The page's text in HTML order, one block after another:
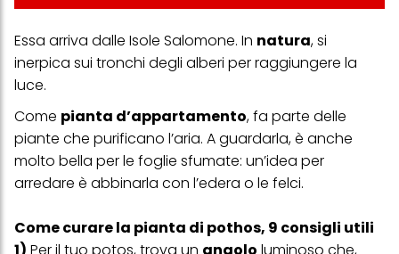
Essa arriva dalle Isole Salomone. In natura, si
inerpica sui tronchi degli alberi per raggiungere la
luce.
Come pianta d’appartamento, fa parte delle
piante che purificano l’aria. A guardarla, è anche
molto bella per le foglie sfumate: un’idea per
arredare è abbinarla con l’edera o le felci.
Come curare la pianta di pothos, 9 consigli utili
1) Per il tuo potos, trova un angolo luminoso che,